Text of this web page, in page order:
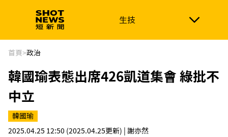
生技
生技 政治
新南向 體育
首頁>政治
韓國瑜表態出席426凱道集會 綠批不
中立
韓國瑜
2025.04.25 12:50 (2025.04.25更新) | 謝亦然